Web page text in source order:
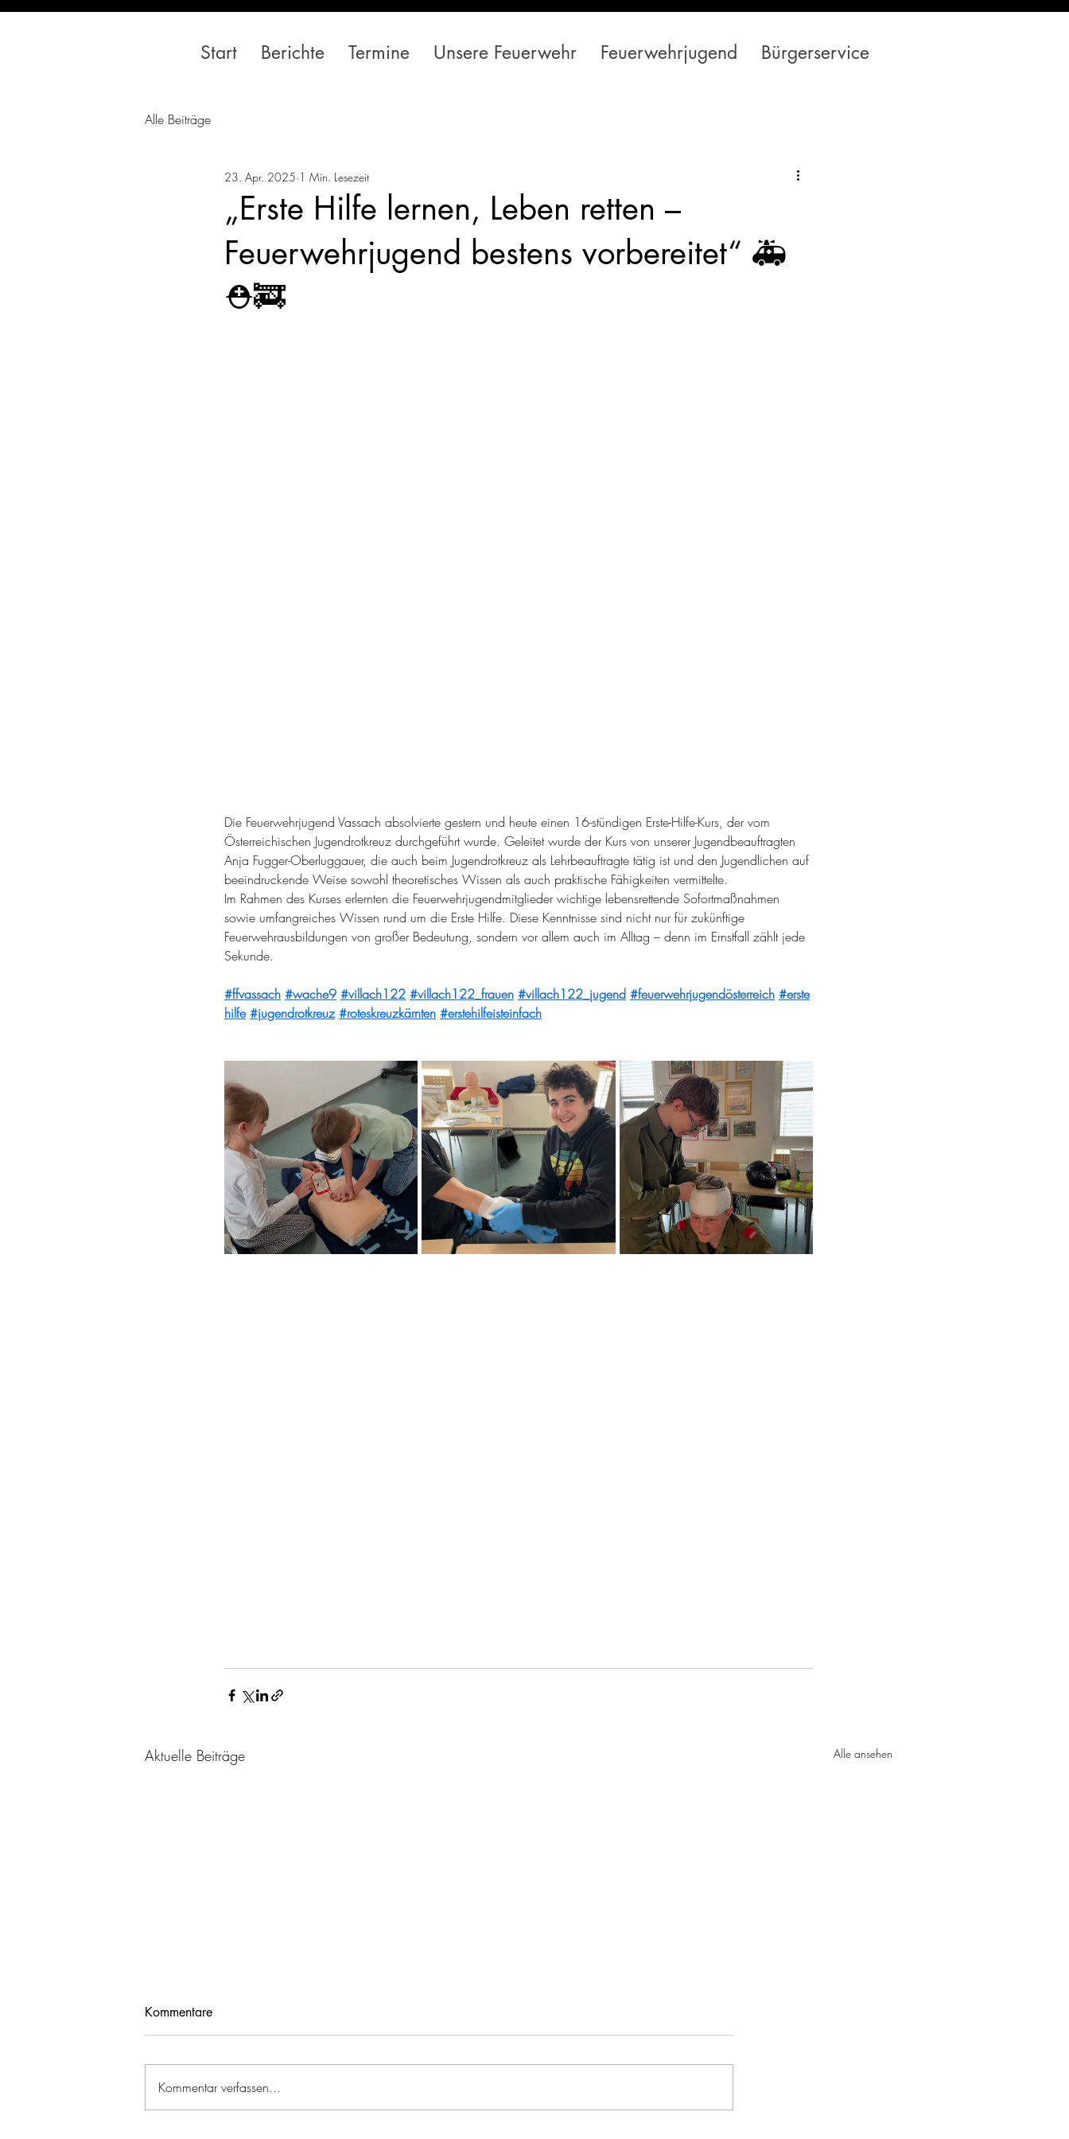
Start Berichte Termine Unsere Feuerwehr Feuerwehrjugend Bürgerservice
Alle Beiträge
„Erste Hilfe lernen, Leben retten –
Feuerwehrjugend bestens vorbereitet“ 🚑
⛑️🚒
23. Apr. 2025 1 Min. Lesezeit
Die Feuerwehrjugend Vassach absolvierte gestern und heute einen 16-stündigen Erste-Hilfe-Kurs, der vom
Österreichischen Jugendrotkreuz durchgeführt wurde. Geleitet wurde der Kurs von unserer Jugendbeauftragten
Anja Fugger-Oberluggauer, die auch beim Jugendrotkreuz als Lehrbeauftragte tätig ist und den Jugendlichen auf
beeindruckende Weise sowohl theoretisches Wissen als auch praktische Fähigkeiten vermittelte.
Im Rahmen des Kurses erlernten die Feuerwehrjugendmitglieder wichtige lebensrettende Sofortmaßnahmen
sowie umfangreiches Wissen rund um die Erste Hilfe. Diese Kenntnisse sind nicht nur für zukünftige
Feuerwehrausbildungen von großer Bedeutung, sondern vor allem auch im Alltag – denn im Ernstfall zählt jede
Sekunde.
#ffvassach #wache9 #villach122 #villach122_frauen #villach122_jugend #feuerwehrjugendösterreich #erste
hilfe #jugendrotkreuz #roteskreuzkärnten #erstehilfeisteinfach
Aktuelle Beiträge Alle ansehen
Kommentare
Kommentar verfassen...